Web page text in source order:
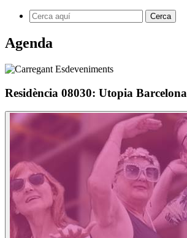
Agenda
Residència 08030: Utopia Barcelona